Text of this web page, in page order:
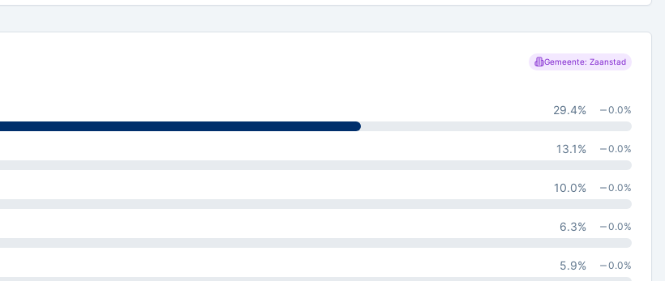
Gemeente: Zaanstad
29.4% 0.0%
13.1% 0.0%
10.0% 0.0%
6.3% 0.0%
5.9% 0.0%